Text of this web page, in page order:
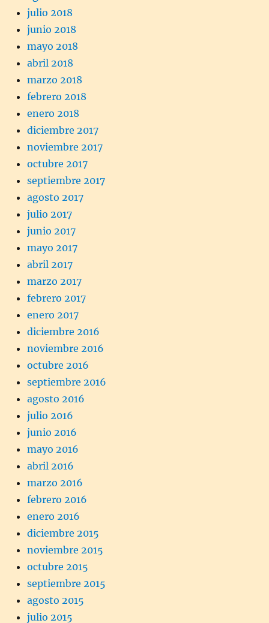
julio 2018
junio 2018
mayo 2018
abril 2018
marzo 2018
febrero 2018
enero 2018
diciembre 2017
noviembre 2017
octubre 2017
septiembre 2017
agosto 2017
julio 2017
junio 2017
mayo 2017
abril 2017
marzo 2017
febrero 2017
enero 2017
diciembre 2016
noviembre 2016
octubre 2016
septiembre 2016
agosto 2016
julio 2016
junio 2016
mayo 2016
abril 2016
marzo 2016
febrero 2016
enero 2016
diciembre 2015
noviembre 2015
octubre 2015
septiembre 2015
agosto 2015
julio 2015